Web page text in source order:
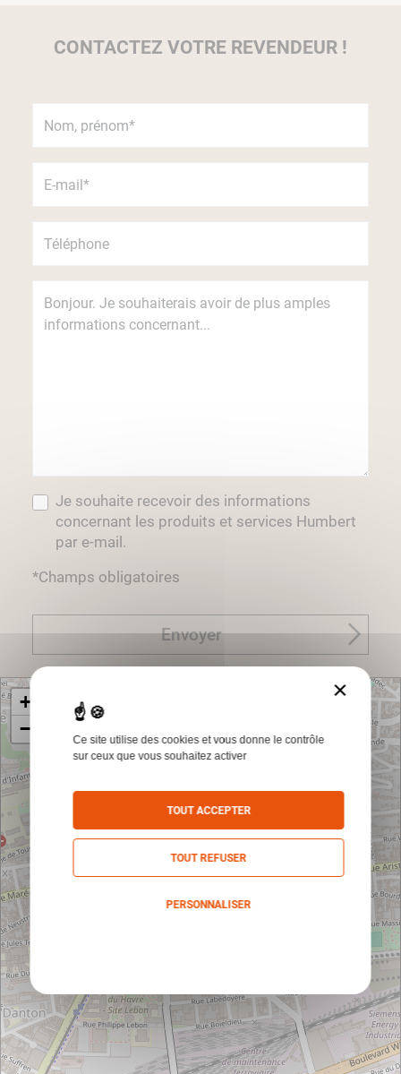
CONTACTEZ VOTRE REVENDEUR !
Je souhaite recevoir des informations
concernant les produits et services Humbert
par e-mail.
*Champs obligatoires
Envoyer
+
−
×
Ce site utilise des cookies et vous donne le contrôle
sur ceux que vous souhaitez activer
TOUT ACCEPTER
TOUT REFUSER
PERSONNALISER